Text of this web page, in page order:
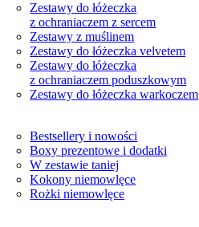
Zestawy do łóżeczka
z ochraniaczem z sercem
Zestawy z muślinem
Zestawy do łóżeczka velvetem
Zestawy do łóżeczka
z ochraniaczem poduszkowym
Zestawy do łóżeczka warkoczem
Bestsellery i nowości
Boxy prezentowe i dodatki
W zestawie taniej
Kokony niemowlęce
Rożki niemowlęce